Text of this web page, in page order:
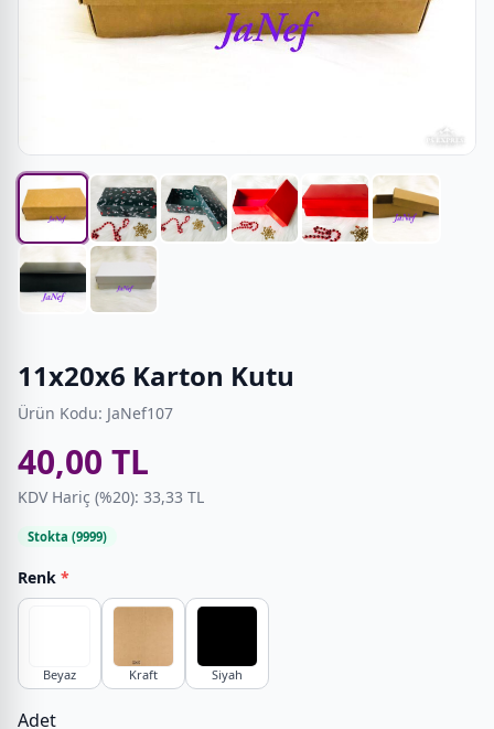
11x20x6 Karton Kutu
Ürün Kodu: JaNef107
40,00 TL
KDV Hariç (%20): 33,33 TL
Stokta (9999)
Renk *
Beyaz Kraft Siyah
Adet